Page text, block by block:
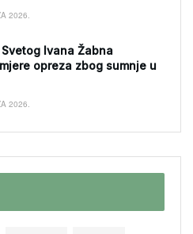
2026.
Ivana Žabna
opreza zbog sumnje u
2026.